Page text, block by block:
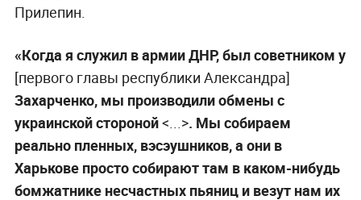
Прилепин.
«Когда я служил в армии ДНР, был советником у
[первого главы республики Александра]
Захарченко, мы производили обмены с
украинской стороной<...>. Мы собираем
реально пленных, вэсэушников, а они в
Харькове просто собирают там в каком-нибудь
бомжатнике несчастных пьяниц и везут нам их